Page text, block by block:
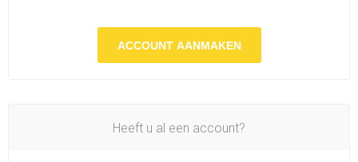
ACCOUNT AANMAKEN
Heeft u al een account?